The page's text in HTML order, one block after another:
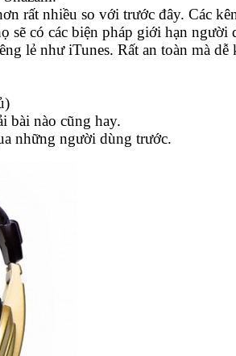
rất nhiều so với trước đây. Các
sẽ có các biện pháp giới hạn người
lẻ như iTunes. Rất an toàn mà dễ
bài nào cũng hay.
những người dùng trước.